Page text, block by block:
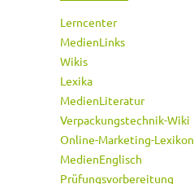
Lerncenter
MedienLinks
Wikis
Lexika
MedienLiteratur
Verpackungstechnik-Wiki
Online-Marketing-Lexikon
MedienEnglisch
Prüfungsvorbereitung